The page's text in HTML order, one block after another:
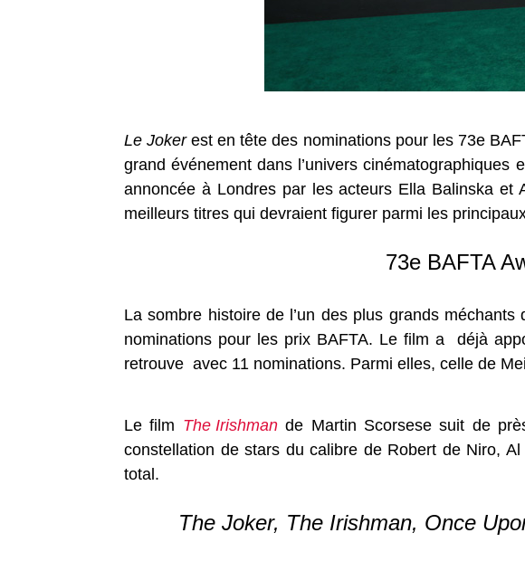
Le Jokerest en tête des nominations pour les 73e
grand événement dans l’univers
annoncée à Londres par les acteurs Ella Balinska et
meilleurs titres qui devraient figurer parmi les
73e BAFTA
La sombre histoire de l’un des plus grands
nominations pour les prix BAFTA. Le film a déjà
retrouve avec 11 nominations. Parmi elles, celle de
Le film The Irishmande Martin Scorsese suit de
constellation de stars du calibre de Robert de Niro,
total.
The Joker, The Irishman, Once